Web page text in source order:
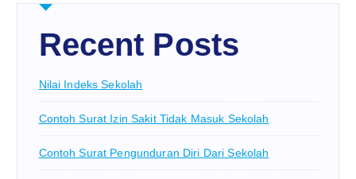
Recent Posts
Nilai Indeks Sekolah
Contoh Surat Izin Sakit Tidak Masuk Sekolah
Contoh Surat Pengunduran Diri Dari Sekolah